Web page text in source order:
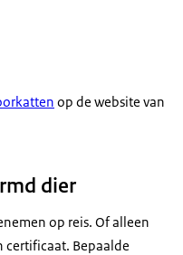
op de website van
dier
op reis. Of alleen
certificaat. Bepaalde